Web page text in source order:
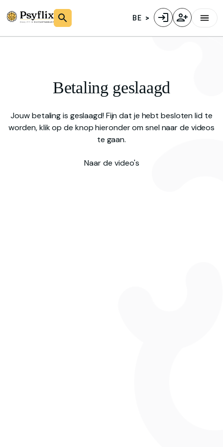
BE
Betaling geslaagd
Jouw betaling is geslaagd! Fijn dat je hebt besloten lid te
worden, klik op de knop hieronder om snel naar de videos
te gaan.
Naar de video's